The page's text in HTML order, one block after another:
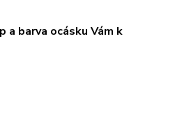
barva ocásku Vám k